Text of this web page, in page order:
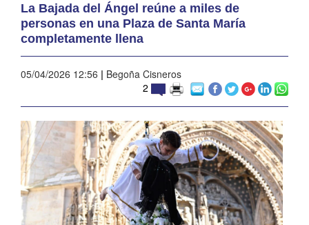
La Bajada del Ángel reúne a miles de
personas en una Plaza de Santa María
completamente llena
05/04/2026 12:56 | Begoña Cisneros
2